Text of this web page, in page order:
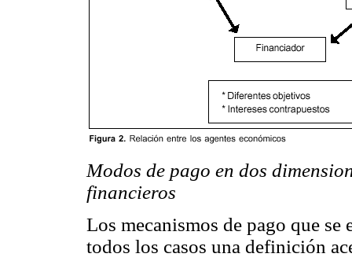
Modos de pago en dos
financieros
Los mecanismos de pago que se
todos los casos una definición